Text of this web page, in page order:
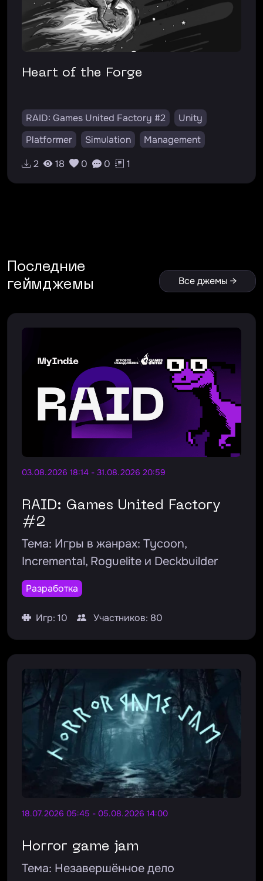
Heart of the Forge
RAID: Games United Factory #2
Unity
Platformer
Simulation
Management
v0.0.1
RU
2 18 0 0 1
Последние
геймджемы
Все джемы →
03.08.2026 18:14 - 31.08.2026 20:59
RAID: Games United Factory
#2
Тема: Игры в жанрах: Tycoon,
Incremental, Roguelite и Deckbuilder
Разработка
Игр: 10 Участников: 80
18.07.2026 05:45 - 05.08.2026 14:00
Horror game jam
Тема: Незавершённое дело